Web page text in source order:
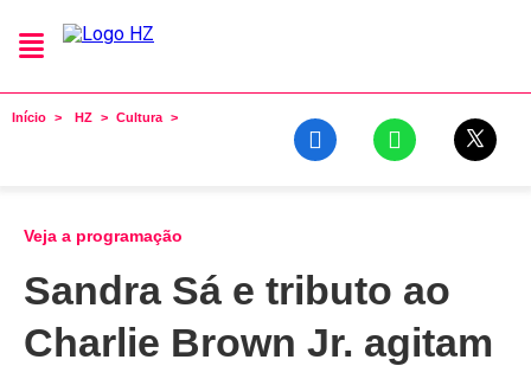
Início HZ Cultura
Veja a programação
Sandra Sá e tributo ao
Charlie Brown Jr. agitam